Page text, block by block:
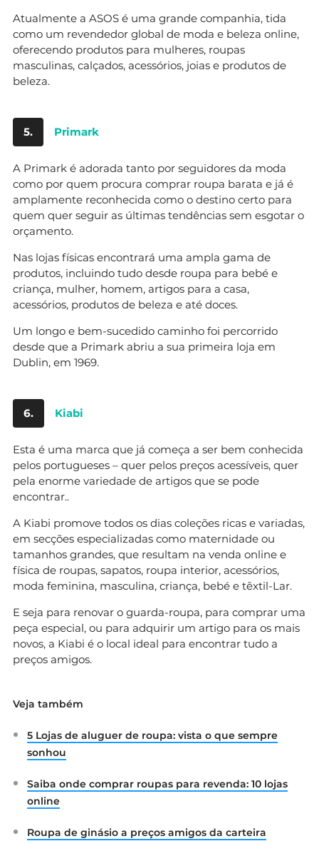
Atualmente a ASOS é uma grande companhia, tida
como um revendedor global de moda e beleza online,
oferecendo produtos para mulheres, roupas
masculinas, calçados, acessórios, joias e produtos de
beleza.
5. Primark
A Primark é adorada tanto por seguidores da moda
como por quem procura comprar roupa barata e já é
amplamente reconhecida como o destino certo para
quem quer seguir as últimas tendências sem esgotar o
orçamento.
Nas lojas físicas encontrará uma ampla gama de
produtos, incluindo tudo desde roupa para bebé e
criança, mulher, homem, artigos para a casa,
acessórios, produtos de beleza e até doces.
Um longo e bem-sucedido caminho foi percorrido
desde que a Primark abriu a sua primeira loja em
Dublin, em 1969.
6. Kiabi
Esta é uma marca que já começa a ser bem conhecida
pelos portugueses – quer pelos preços acessíveis, quer
pela enorme variedade de artigos que se pode
encontrar..
A Kiabi promove todos os dias coleções ricas e variadas,
em secções especializadas como maternidade ou
tamanhos grandes, que resultam na venda online e
física de roupas, sapatos, roupa interior, acessórios,
moda feminina, masculina, criança, bebé e têxtil-Lar.
E seja para renovar o guarda-roupa, para comprar uma
peça especial, ou para adquirir um artigo para os mais
novos, a Kiabi é o local ideal para encontrar tudo a
preços amigos.
Veja também
5 Lojas de aluguer de roupa: vista o que sempre
sonhou
Saiba onde comprar roupas para revenda: 10 lojas
online
Roupa de ginásio a preços amigos da carteira